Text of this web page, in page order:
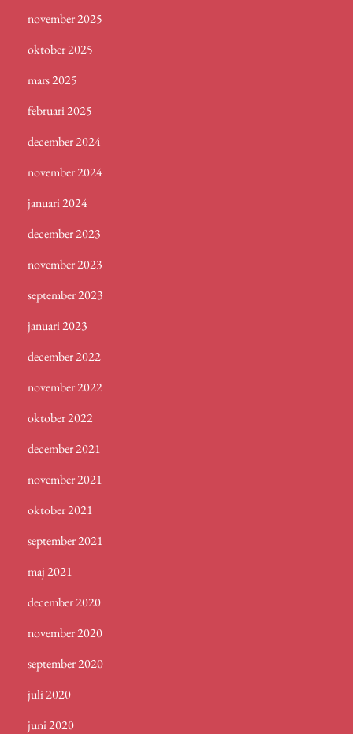
november 2025
oktober 2025
mars 2025
februari 2025
december 2024
november 2024
januari 2024
december 2023
november 2023
september 2023
januari 2023
december 2022
november 2022
oktober 2022
december 2021
november 2021
oktober 2021
september 2021
maj 2021
december 2020
november 2020
september 2020
juli 2020
juni 2020